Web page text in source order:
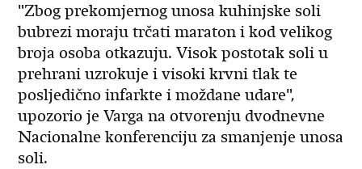
"Zbog prekomjernog unosa kuhinjske soli
bubrezi moraju trčati maraton i kod velikog
broja osoba otkazuju. Visok postotak soli u
prehrani uzrokuje i visoki krvni tlak te
posljedično infarkte i moždane udare",
upozorio je Varga na otvorenju dvodnevne
Nacionalne konferenciju za smanjenje unosa
soli.